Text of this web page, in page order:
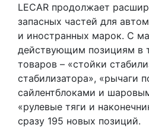
LECAR продолжает
запасных частей для
и иностранных марок. С
действующим позициям в
товаров – «стойки
стабилизатора», «рычаги
сайлентблоками и
«рулевые тяги и
сразу 195 новых позиций.